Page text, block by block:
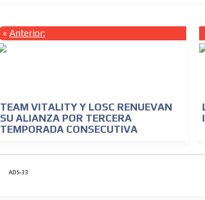
« Anterior:
TEAM VITALITY Y LOSC RENUEVAN
SU ALIANZA POR TERCERA
TEMPORADA CONSECUTIVA
ADS-33